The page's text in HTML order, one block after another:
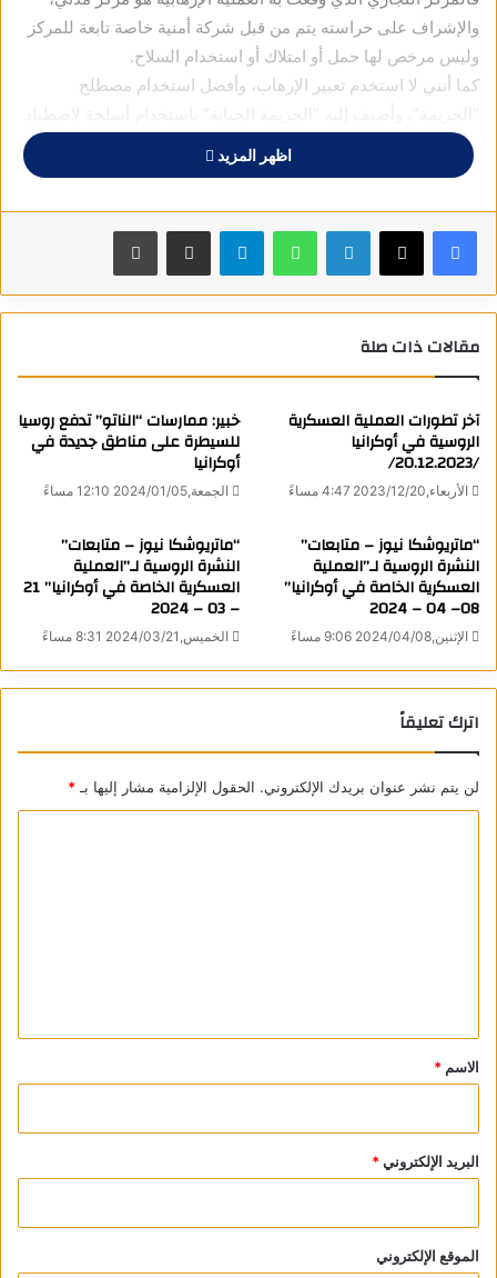
والإشراف على حراسته يتم من قبل شركة أمنية خاصة تابعة للمركز
وليس مرخص لها حمل أو امتلاك أو استخدام السلاح.
كما أنني لا استخدم تعبير الإرهاب، وأفضل استخدام مصطلح
“الجريمة”، وأضيف إليه “الجريمة الجبانة” باستخدام أسلحة لاصطياد
المدنيين العزل وأغلبهم من النساء.
مرة أخرى، أفضل أن ننتظر نتيجة التحقيقات الرسمية، وأتمنى ألا
العملية العسكرية الروسية الخاصة بأوكرانيا، وتحقيق مهامها اليومية،
وأتمنى كذلك ألا ينعكس ذلك على خفض معدل متابعة الجرائم التي
قطاع غزة والضفة الغربية.
كاتب
رامي الشاعر
كاتب ومحلل سياسي روسي من أصول عربية -
الأوسط تعتبر مقالاته تعبيراً عن الموقف الروسي شبه
الرسمي. السيد رامي الشاعر فلسطيني الأصل ومن
عائلة فلسطينية عرفت بنضالها وثقافتها ونهجها الوطني
العروبي الاصيل.
View all posts
اظهر المزيد
فيسبوك لينكدإن واتساب
مقالات ذات صلة
آخر تطورات العملية العسكرية
الروسية في أوكرانيا
/20.12.2023/
الأربعاء,2023/12/20 4:47 مساءً
خبير: ممارسات “الناتو” تدفع روسيا
للسيطرة على مناطق جديدة في
أوكرانيا
الجمعة,2024/01/05 12:10 مساءً
“ماتريوشكا نيوز – متابعات”
النشرة الروسية لـ”العملية
العسكرية الخاصة في أوكرانيا”
08– 04 – 2024
الإثنين,2024/04/08 9:06 مساءً
“ماتريوشكا نيوز – متابعات”
النشرة الروسية لـ”العملية
العسكرية الخاصة في أوكرانيا” 21
– 03 – 2024
الخميس,2024/03/21 8:31 مساءً
اترك تعليقاً
لن يتم نشر عنوان بريدك الإلكتروني. الحقول الإلزامية مشار إليها بـ *
*
الاسم *
البريد الإلكتروني*
الموقع الإلكتروني